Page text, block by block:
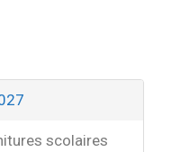
scolaires